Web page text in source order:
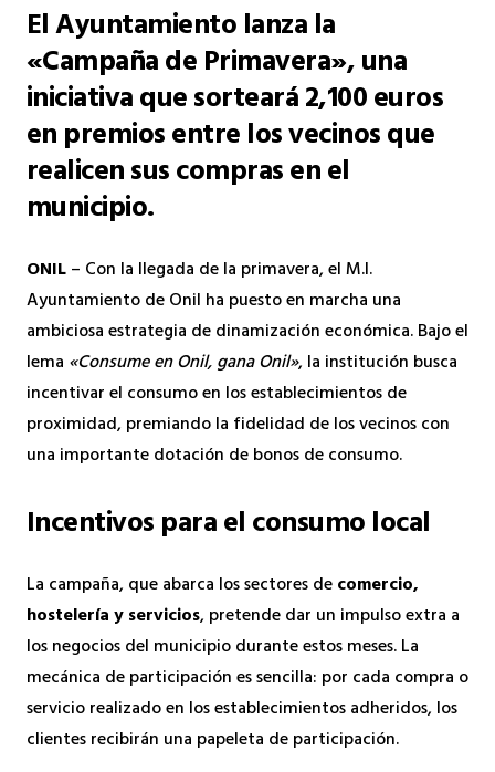
El Ayuntamiento lanza la
«Campaña de Primavera», una
iniciativa que sorteará 2,100 euros
en premios entre los vecinos que
realicen sus compras en el
municipio.
ONIL– Con la llegada de la primavera, el M.I.
Ayuntamiento de Onil ha puesto en marcha una
ambiciosa estrategia de dinamización económica. Bajo el
lema «Consume en Onil, gana Onil», la institución busca
incentivar el consumo en los establecimientos de
proximidad, premiando la fidelidad de los vecinos con
una importante dotación de bonos de consumo.
Incentivos para el consumo local
La campaña, que abarca los sectores decomercio,
hostelería y servicios, pretende dar un impulso extra a
los negocios del municipio durante estos meses. La
mecánica de participación es sencilla: por cada compra o
servicio realizado en los establecimientos adheridos, los
clientes recibirán una papeleta de participación.